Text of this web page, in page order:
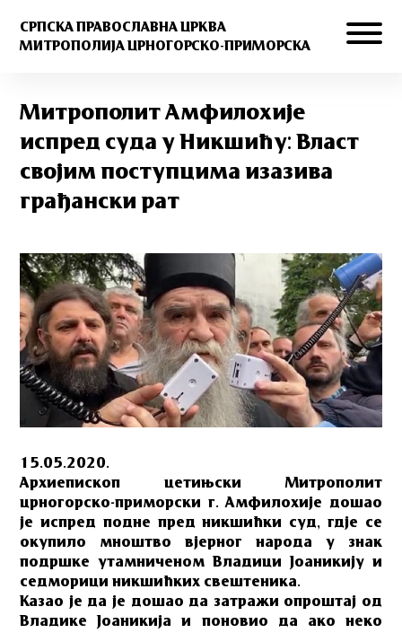
СРПСКА ПРАВОСЛАВНА ЦРКВА
МИТРОПОЛИЈА ЦРНОГОРСКО-ПРИМОРСКА
Митрополит Амфилохије
испред суда у Никшићу: Власт
својим поступцима изазива
грађански рат
15.05.2020.
Архиепископ цетињски Митрополит
црногорско-приморски г. Амфилохије дошао
је испред подне пред никшићки суд, гдје се
окупило мноштво вјерног народа у знак
подршке утамниченом Владици Јоаникију и
седморици никшићких свештеника.
Казао је да је дошао да затражи опроштај од
Владике Јоаникија и поновио да ако неко